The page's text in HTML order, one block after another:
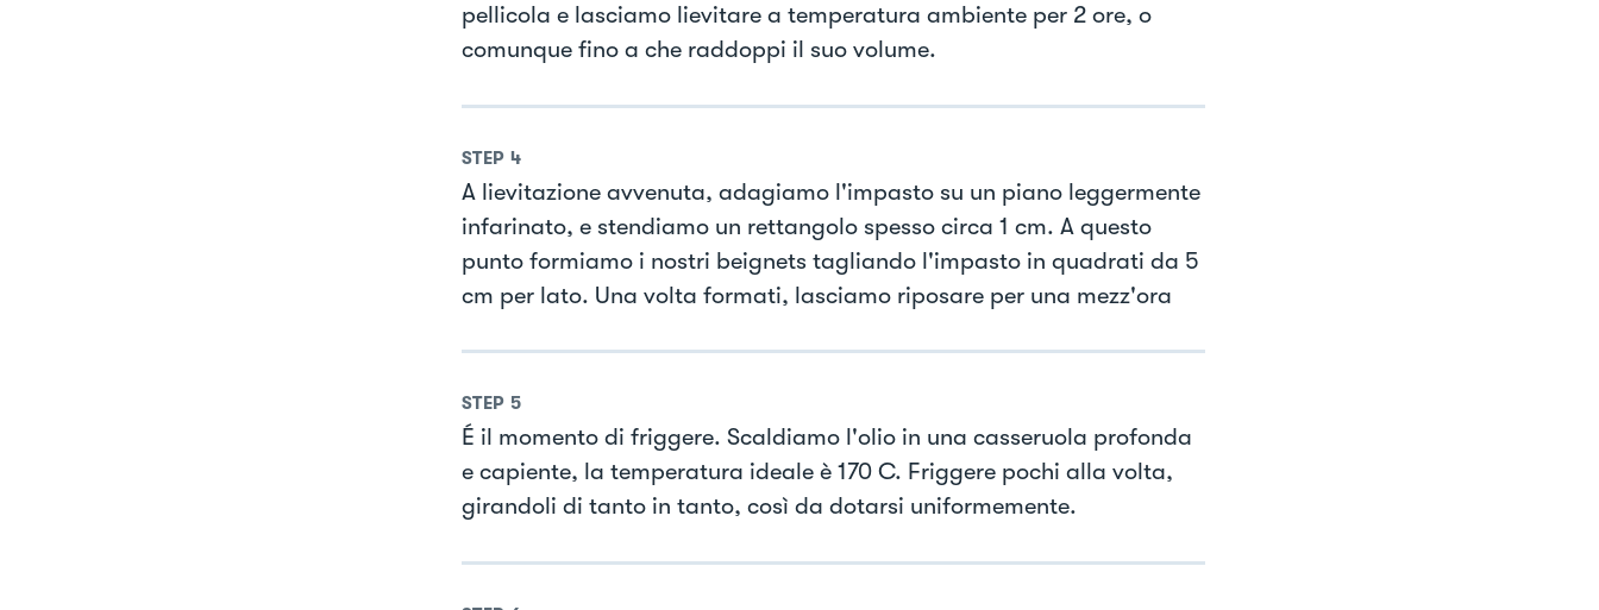
pellicola e lasciamo lievitare a temperatura ambiente per 2 ore, o
comunque fino a che raddoppi il suo volume.
STEP 4
A lievitazione avvenuta, adagiamo l'impasto su un piano leggermente
infarinato, e stendiamo un rettangolo spesso circa 1 cm. A questo
punto formiamo i nostri beignets tagliando l'impasto in quadrati da 5
cm per lato. Una volta formati, lasciamo riposare per una mezz'ora
STEP 5
É il momento di friggere. Scaldiamo l'olio in una casseruola profonda
e capiente, la temperatura ideale è 170 C. Friggere pochi alla volta,
girandoli di tanto in tanto, così da dotarsi uniformemente.